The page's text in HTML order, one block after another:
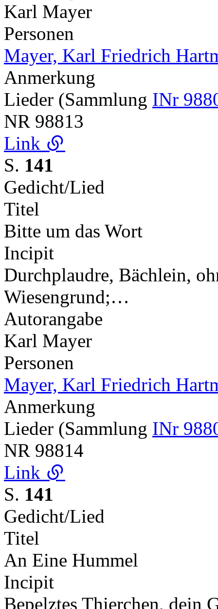
Karl Mayer
Personen
Mayer, Karl Friedrich
Anmerkung
Lieder (Sammlung INr
NR 98813
Link
S. 141
Gedicht/Lied
Titel
Bitte um das Wort
Incipit
Durchplaudre, Bächlein,
Wiesengrund;…
Autorangabe
Karl Mayer
Personen
Mayer, Karl Friedrich
Anmerkung
Lieder (Sammlung INr
NR 98814
Link
S. 141
Gedicht/Lied
Titel
An Eine Hummel
Incipit
Bepelztes Thierchen, dein